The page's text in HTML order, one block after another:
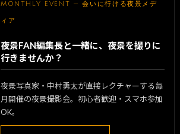
MONTHLY EVENT — 会いに行ける夜景メデ
ィア
夜景FAN編集長と一緒に、夜景を撮りに
行きませんか？
夜景写真家・中村勇太が直接レクチャーする毎
月開催の夜景撮影会。初心者歓迎・スマホ参加
OK。